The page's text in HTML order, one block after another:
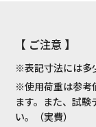
【 ご注意 】
※表記寸法には多
※使用荷重は参考
ます。また、試
い。（実費）